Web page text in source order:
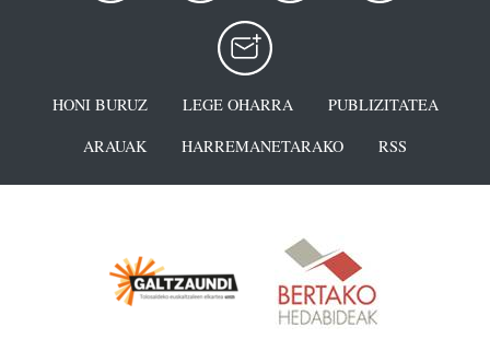
HONI BURUZ LEGE OHARRA
PUBLIZITATEA
ARAUAK
HARREMANETARAKO RSS